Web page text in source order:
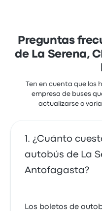
Preguntas
de La Serena,
Ten en cuenta que los
empresa de buses
actualizarse o
¿Cuánto
autobús de La
Antofagasta?
Los boletos de